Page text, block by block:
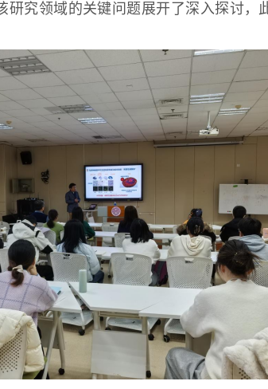
究领域的关键问题展开了深入探讨，